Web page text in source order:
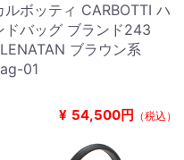
ルボッティ CARBOTTI ハ
ドバッグ ブランド243
ブラウン系
01
¥ 54,500円 （税込）